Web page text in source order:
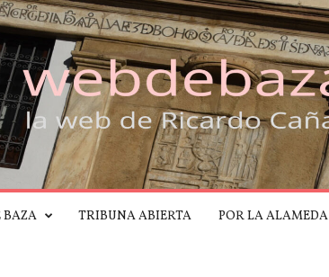
BAZA TRIBUNA ABIERTA POR LA ALAMEDA